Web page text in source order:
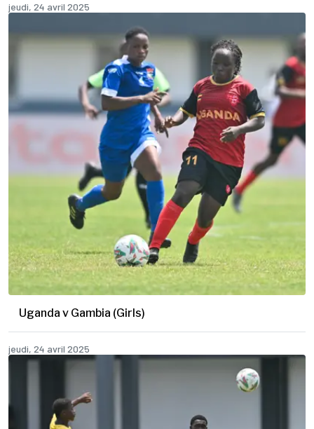
jeudi, 24 avril 2025
Uganda v Gambia (Girls)
jeudi, 24 avril 2025